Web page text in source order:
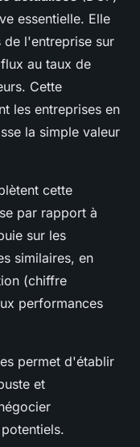
essentielle. Elle
l'entreprise sur
au taux de
Cette
les entreprises en
la simple valeur
cette
par rapport à
sur les
similaires, en
(chiffre
performances
permet d'établir
et